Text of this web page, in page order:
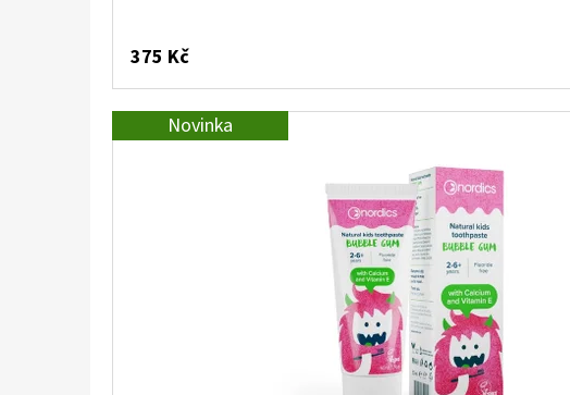
375 Kč
Novinka